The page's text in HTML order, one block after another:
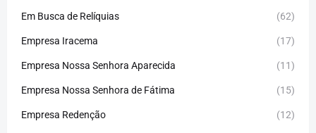
Em Busca de Relíquias (62)
Empresa Iracema (17)
Empresa Nossa Senhora Aparecida (11)
Empresa Nossa Senhora de Fátima (15)
Empresa Redenção (12)